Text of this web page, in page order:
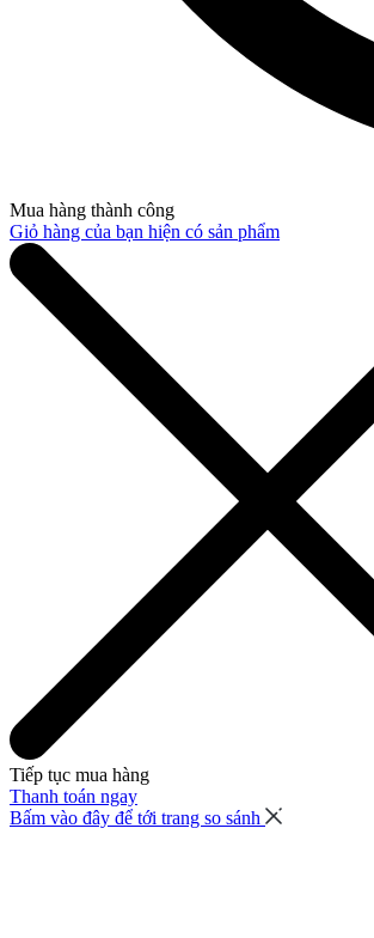
Mua hàng thành công
Giỏ hàng của bạn hiện có sản phẩm
Tiếp tục mua hàng
Thanh toán ngay
Bấm vào đây để tới trang so sánh